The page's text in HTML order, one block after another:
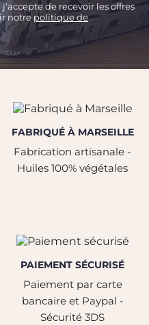
de recevoir les offres
notre politique de
FABRIQUÉ À MARSEILLE
Fabrication artisanale -
Huiles 100% végétales
PAIEMENT SÉCURISÉ
Paiement par carte
bancaire et Paypal -
Sécurité 3DS